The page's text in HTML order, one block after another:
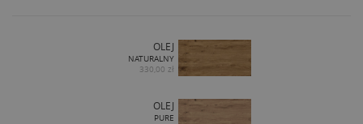
OLEJ
NATURALNY
330,00 zł
OLEJ
PURE